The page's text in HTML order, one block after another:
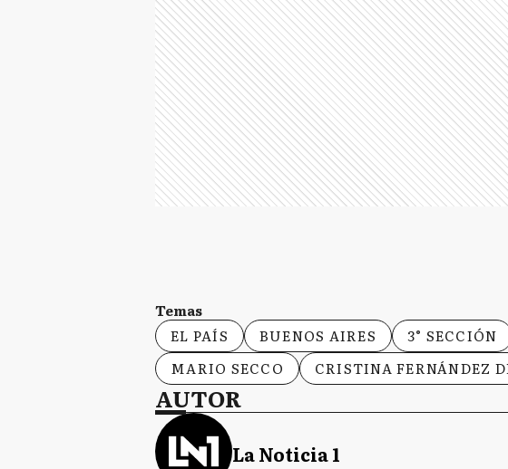
Temas
EL PAÍS
BUENOS AIRES 3° SECCIÓN
MARIO SECCO
CRISTINA FERNÁNDEZ
AUTOR
La Noticia 1